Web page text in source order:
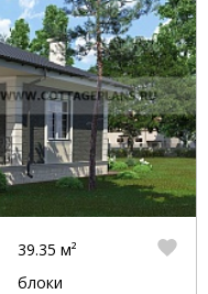
39.35 м²
блоки